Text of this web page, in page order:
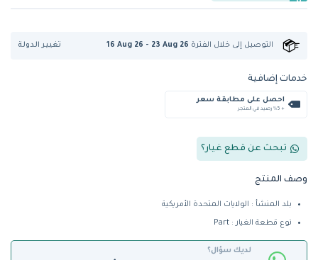
التوصيل إلى خلال الفترة 16 Aug 26 - 23 Aug 26 تغيير الدولة
خدمات إضافية
احصل على مطابقة سعر
+ %5 رصيد في المتجر
تبحث عن قطع غيار؟
وصف المنتج
بلد المنشأ : الولايات المتحدة الأمريكية
نوع قطعة الغيار : Part
لديك سؤال؟